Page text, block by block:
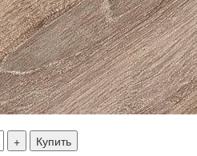
Купить